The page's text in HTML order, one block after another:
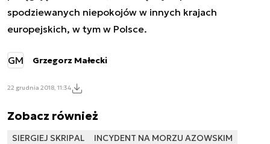
spodziewanych niepokojów w innych krajach
europejskich, w tym w Polsce.
GM Grzegorz Małecki
22 grudnia 2018, 11:34
Zobacz również
SIERGIEJ SKRIPAL
INCYDENT NA MORZU AZOWSKIM